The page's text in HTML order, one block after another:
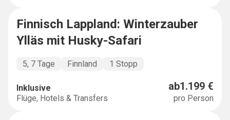
SHORT & SWEET
Finnisch Lappland: Winterzauber
Ylläs mit Husky-Safari
5, 7 Tage Finnland 1 Stopp
Inklusive
Flüge, Hotels & Transfers
ab1.199 €
pro Person